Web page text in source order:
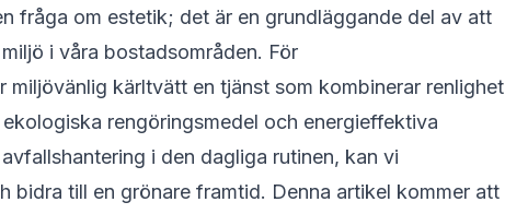
fråga om estetik; det är en grundläggande del av att
i våra bostadsområden. För
kärltvätt en tjänst som kombinerar renlighet
rengöringsmedel och energieffektiva
i den dagliga rutinen, kan vi
bidra till en grönare framtid. Denna artikel kommer att